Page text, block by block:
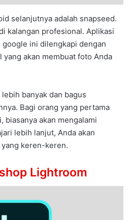
selanjutnya adalah snapseed.
kalangan profesional. Aplikasi
ini dilengkapi dengan
akan membuat foto Anda
banyak dan bagus
Bagi orang yang pertama
biasanya akan mengalami
lebih lanjut, Anda akan
keren-keren.
Lightroom